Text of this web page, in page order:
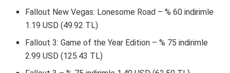
Fallout New Vegas: Lonesome Road – % 60 indirimle
1.19 USD (49.92 TL)
Fallout 3: Game of the Year Edition – % 75 indirimle
2.99 USD (125.43 TL)